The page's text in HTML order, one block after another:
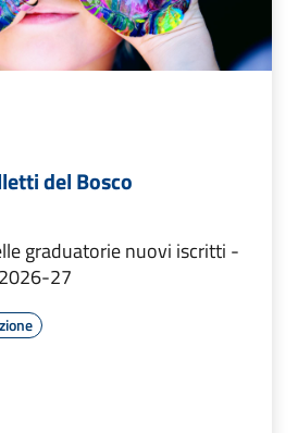
del Bosco
graduatorie nuovi iscritti -
27